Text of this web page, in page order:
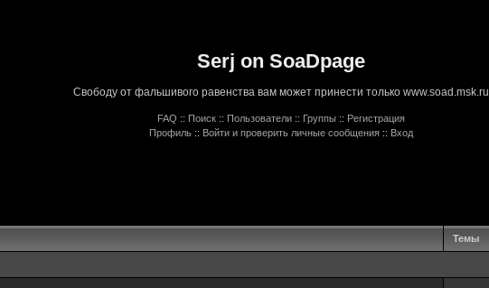
Serj on SoaDpage
Свободу от фальшивого равенства вам может принести только www.soad.msk.ru
FAQ :: Поиск :: Пользователи :: Группы :: Регистрация
Профиль :: Войти и проверить личные сообщения :: Вход
Темы